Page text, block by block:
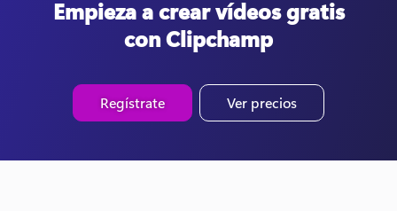
Empieza a crear vídeos gratis
con Clipchamp
Regístrate Ver precios